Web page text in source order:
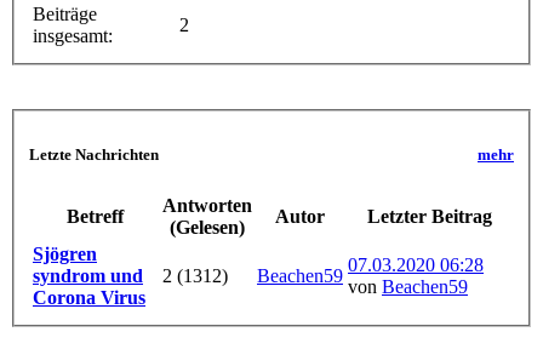
Beiträge
insgesamt:
2
Letzte Nachrichten mehr
Betreff
Antworten
(Gelesen)
Autor
Letzter Beitrag
Sjögren
syndrom und
Corona Virus
2 (1312) Beachen59
07.03.2020 06:28
von Beachen59